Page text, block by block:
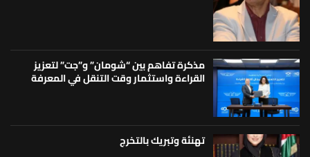
مذكرة تفاهم بين “شومان” و”جت” لتعزيز
القراءة واستثمار وقت التنقل في المعرفة
تهنئة وتبريك بالتخرج